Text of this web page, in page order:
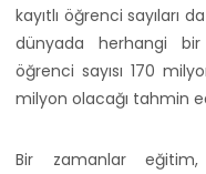
kayıtlı öğrenci sayıları
dünyada herhangi bir
öğrenci sayısı 170
milyon olacağı tahmin
Bir zamanlar